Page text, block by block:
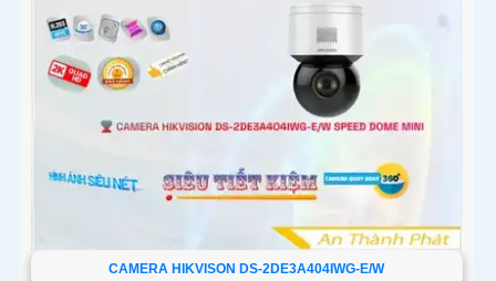
CAMERA HIKVISON DS-2DE3A404IWG-E/W